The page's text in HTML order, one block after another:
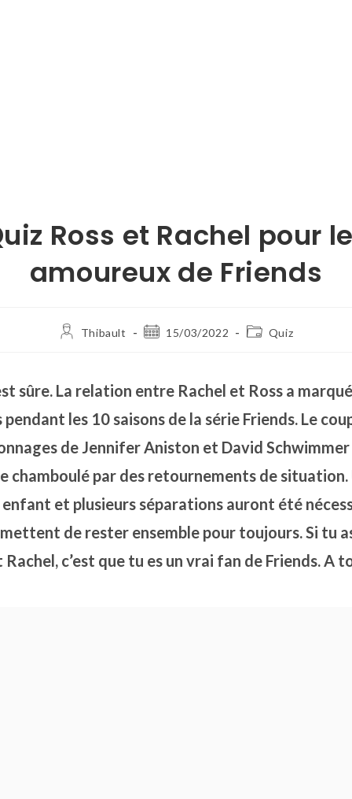
Ross et Rachel pour
amoureux de Friends
Thibault 15/03/2022 Quiz
sûre. La relation entre Rachel et Ross a
les 10 saisons de la série Friends. Le
de Jennifer Aniston et David Schwimmer
chamboulé par des retournements de situation.
enfant et plusieurs séparations auront été
de rester ensemble pour toujours. Si tu
Rachel, c’est que tu es un vrai fan de Friends. A